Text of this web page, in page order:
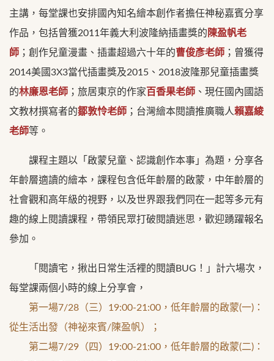
主講，每堂課也安排國內知名繪本創作者擔任神秘嘉賓分享
作品，包括曾獲2011年義大利波隆納插畫獎的 陳盈帆老
師 ；創作兒童漫畫、插畫超過六十年的曹俊彥老師 ；曾獲得
2014美國3X3當代插畫獎及2015、2018波隆那兒童插畫獎
的林廉恩老師 ；旅居東京的作家百香果老師 、現任國內國語
文教材撰寫者的鄒敦怜老師 ；台灣繪本閱讀推廣職人賴嘉綾
老師等。
課程主題以「啟蒙兒童、認識創作本事」為題，分享各
年齡層適讀的繪本，課程包含低年齡層的啟蒙，中年齡層的
社會觀和高年級的視野，以及世界跟我們同在一起等多元有
趣的線上閱讀課程，帶領民眾打破閱讀迷思，歡迎踴躍報名
參加。
「閱讀宅，揪出日常生活裡的閱讀BUG！」計六場次，
每堂課兩個小時的線上分享會，
第一場7/28（三）19:00-21:00，低年齡層的啟蒙(一)：
從生活出發（神祕來賓/陳盈帆）；
第二場7/29（四）19:00-21:00，低年齡層的啟蒙(二)：